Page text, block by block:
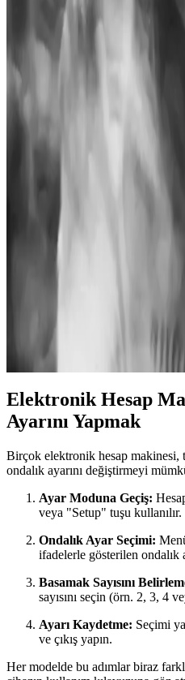
Ofis Hesap Makinesi
Verimliliğine Katkıları
Ofis hesap makineleri, zaman ve
iş ortamlarının vazgeçilmez
Hesap Makinesinde Üs
Yöntemleri Rehberi
rehberde, üs alma tuşlarının
detaylı şekilde anlatılmaktadır.
Elektronik Hesap
Hesap makinelerinde ondalık
hesaplamalarınızda hassasiyet ve
ayarların nasıl yapıldığını ve
Elektronik Hesap
Ayarını Yapmak
Birçok elektronik hesap makinesi,
ondalık ayarını değiştirmeyi
Ayar Moduna Geçiş:
veya "Setup" tuşu kullanılır.
Ondalık Ayar Seçimi:
ifadelerle gösterilen ondalık
Basamak Sayısını
sayısını seçin (örn. 2, 3, 4
Ayarı Kaydetme: Seçimi
ve çıkış yapın.
Her modelde bu adımlar biraz